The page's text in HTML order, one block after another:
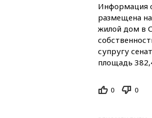
Информация
размещена на
жилой дом в
супругу
площадь
0 0